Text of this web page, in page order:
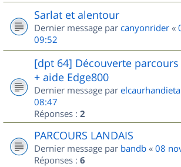
Sarlat et alentour
Dernier message par canyonrider «
09:52
[dpt 64] Découverte
+ aide Edge800
Dernier message par elcaurhandieta
08:47
Réponses : 2
PARCOURS LANDAIS
Dernier message par bandb « 08
Réponses : 6